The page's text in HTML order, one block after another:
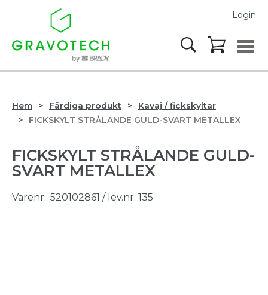
Login
Hem Färdiga produkt
Kavaj / fickskyltar
FICKSKYLT STRÅLANDE GULD-SVART METALLEX
FICKSKYLT STRÅLANDE GULD-
SVART METALLEX
Varenr.: 520102861 / lev.nr. 135